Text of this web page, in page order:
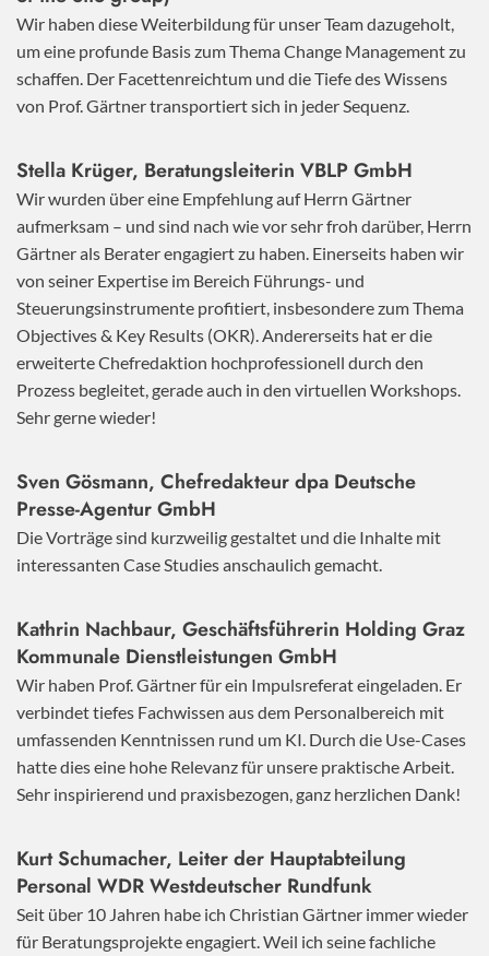
Wir haben diese Weiterbildung für unser Team dazugeholt,
um eine profunde Basis zum Thema Change Management zu
schaffen. Der Facettenreichtum und die Tiefe des Wissens
von Prof. Gärtner transportiert sich in jeder Sequenz.
Stella Krüger, Beratungsleiterin VBLP GmbH
Wir wurden über eine Empfehlung auf Herrn Gärtner
aufmerksam – und sind nach wie vor sehr froh darüber, Herrn
Gärtner als Berater engagiert zu haben. Einerseits haben wir
von seiner Expertise im Bereich Führungs- und
Steuerungsinstrumente profitiert, insbesondere zum Thema
Objectives & Key Results (OKR). Andererseits hat er die
erweiterte Chefredaktion hochprofessionell durch den
Prozess begleitet, gerade auch in den virtuellen Workshops.
Sehr gerne wieder!
Sven Gösmann, Chefredakteur dpa Deutsche
Presse-Agentur GmbH
Die Vorträge sind kurzweilig gestaltet und die Inhalte mit
interessanten Case Studies anschaulich gemacht.
Kathrin Nachbaur, Geschäftsführerin Holding Graz
Kommunale Dienstleistungen GmbH
Wir haben Prof. Gärtner für ein Impulsreferat eingeladen. Er
verbindet tiefes Fachwissen aus dem Personalbereich mit
umfassenden Kenntnissen rund um KI. Durch die Use-Cases
hatte dies eine hohe Relevanz für unsere praktische Arbeit.
Sehr inspirierend und praxisbezogen, ganz herzlichen Dank!
Kurt Schumacher, Leiter der Hauptabteilung
Personal WDR Westdeutscher Rundfunk
Seit über 10 Jahren habe ich Christian Gärtner immer wieder
für Beratungsprojekte engagiert. Weil ich seine fachliche